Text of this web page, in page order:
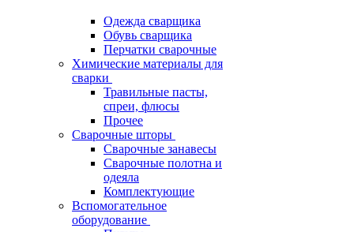
Одежда сварщика
Обувь сварщика
Перчатки сварочные
Химические материалы для
сварки
Травильные пасты,
спреи, флюсы
Прочее
Сварочные шторы
Сварочные занавесы
Сварочные полотна и
одеяла
Комплектующие
Вспомогательное
оборудование